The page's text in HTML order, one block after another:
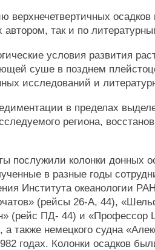
верхнечетвертичных осадков
автором, так и по
условия развития
суше в позднем
исследований и
в пределах
региона,
послужили колонки донных
в разные годы
Института океанологии
(рейсы 26-А, 44),
(рейс ПД- 44) и «Профессор
а также немецкого судна
годах. Колонки осадков